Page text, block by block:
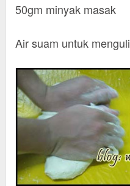
50gm minyak masak
Air suam untuk menguli